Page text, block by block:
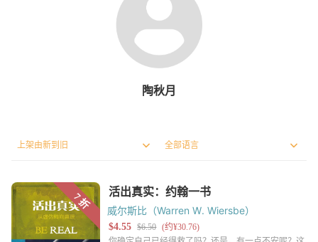
陶秋月
威尔斯比（Warren W. Wiersbe）